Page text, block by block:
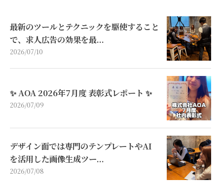
最新のツールとテクニックを駆使すること
で、求人広告の効果を最...
2026/07/10
✨ AOA 2026年7月度 表彰式レポート ✨
2026/07/09
デザイン面では専門のテンプレートやAI
を活用した画像生成ツー...
2026/07/08